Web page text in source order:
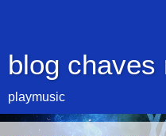
blog chaves
playmusic